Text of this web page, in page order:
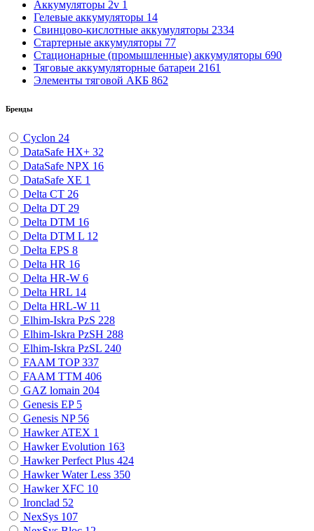
Аккумуляторы 2v 1
Гелевые аккумуляторы 14
Свинцово-кислотные аккумуляторы 2334
Стартерные аккумуляторы 77
Стационарные (промышленные) аккумуляторы 690
Тяговые аккумуляторные батареи 2161
Элементы тяговой АКБ 862
Бренды
Cyclon 24
DataSafe HX+ 32
DataSafe NPX 16
DataSafe XE 1
Delta CT 26
Delta DT 29
Delta DTM 16
Delta DTM L 12
Delta EPS 8
Delta HR 16
Delta HR-W 6
Delta HRL 14
Delta HRL-W 11
Elhim-Iskra PzS 228
Elhim-Iskra PzSH 288
Elhim-Iskra PzSL 240
FAAM TOP337
FAAM TTM 406
GAZ lomain 204
Genesis EP 5
Genesis NP 56
Hawker ATEX 1
Hawker Evolution 163
Hawker Perfect Plus 424
Hawker Water Less 350
Hawker XFC 10
Ironclad 52
NexSys 107